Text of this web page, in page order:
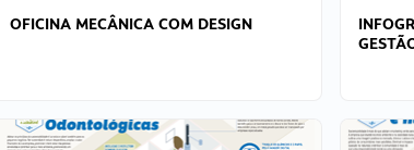
OFICINA MECÂNICA COM DESIGN